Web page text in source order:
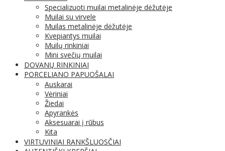
Specializuoti muilai metalinėje dėžutėje
Muilai su virvele
Muilas metalinėje dėžutėje
Kvepiantys muilai
Muilų rinkiniai
Mini svečių muilai
DOVANŲ RINKINIAI
PORCELIANO PAPUOŠALAI
Auskarai
Vėriniai
Žiedai
Apyrankės
Aksesuarai į rūbus
Kita
VIRTUVINIAI RANKŠLUOSČIAI